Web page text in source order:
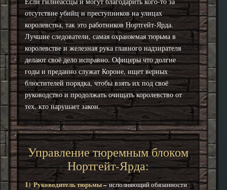
отсутствие убийц и преступников на улицах
королевства, так это работников Нортгейт-Ярда.
Лучшие следователи, самая охраняемая тюрьма в
королевстве и железная рука главного надзирателя
делают своё дело исправно. Офицеры что долгие
годы и преданно служат Короне, ищет верных
блюстителей порядка, чтобы взять их под своё
руководство и продолжать очищать королевство от
тех, кто нарушает закон.
Управление тюремным блоком
Нортгейт-Ярда:
1) Руководитель тюрьмы–исполняющий обязанности